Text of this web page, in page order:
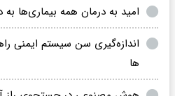
امید به درمان همه
اندازه‌گیری سن سیستم ایمنی
ها